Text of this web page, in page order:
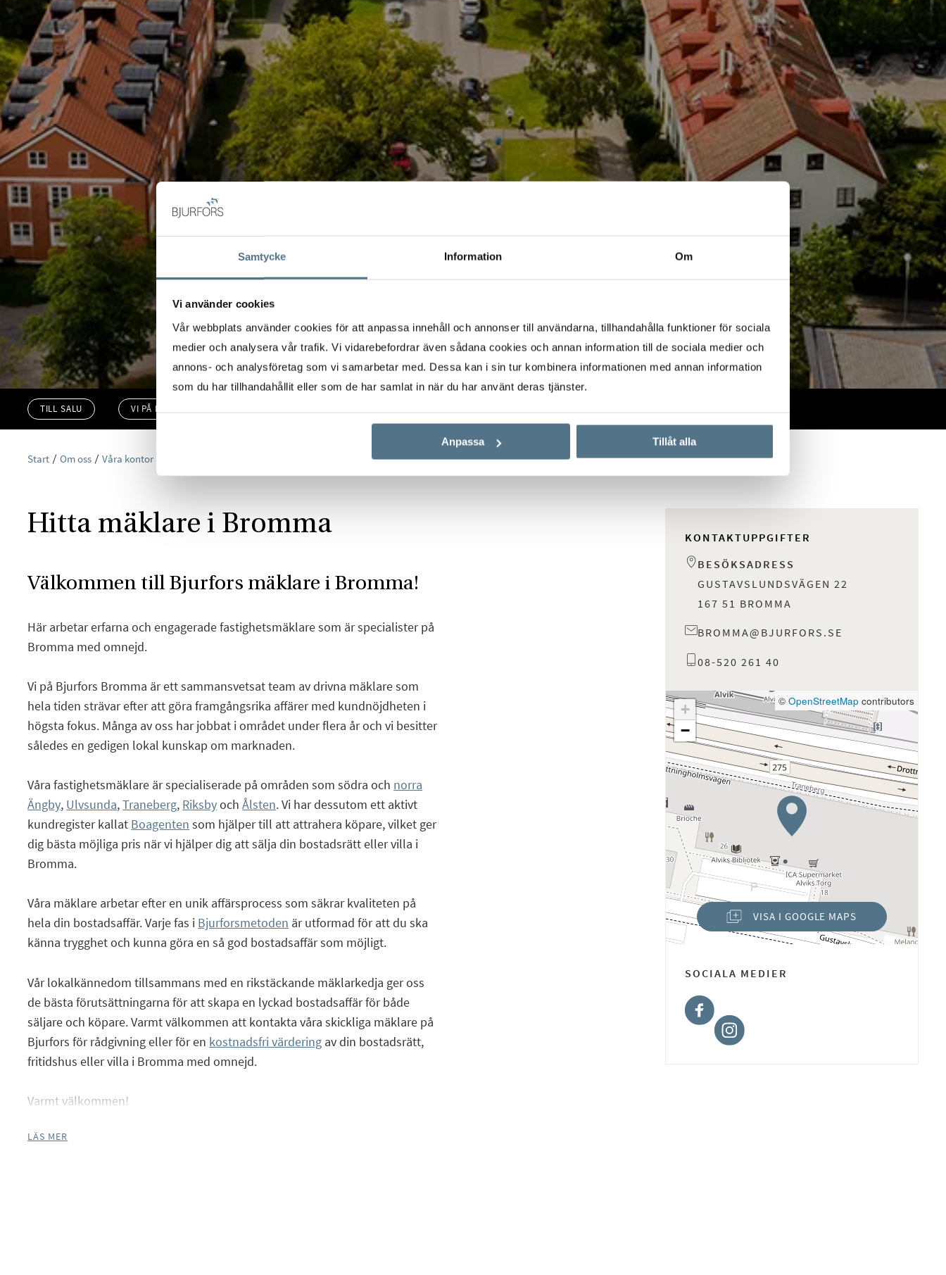
Samtycke Information Om
Vi använder cookies
Vår webbplats använder cookies för att anpassa innehåll och annonser till användarna, tillhandahålla funktioner för sociala
medier och analysera vår trafik. Vi vidarebefordrar även sådana cookies och annan information till de sociala medier och
annons- och analysföretag som vi samarbetar med. Dessa kan i sin tur kombinera informationen med annan information
som du har tillhandahållit eller som de har samlat in när du har använt deras tjänster.
Anpassa Tillåt alla
TILL SALU VI PÅ KONTORET
Start Om oss Våra kontor
Hitta mäklare i Bromma
Välkommen till Bjurfors mäklare i Bromma!
Här arbetar erfarna och engagerade fastighetsmäklare som är specialister på
Bromma med omnejd.
Vi på Bjurfors Bromma är ett sammansvetsat team av drivna mäklare som
hela tiden strävar efter att göra framgångsrika affärer med kundnöjdheten i
högsta fokus. Många av oss har jobbat i området under flera år och vi besitter
således en gedigen lokal kunskap om marknaden.
Våra fastighetsmäklare är specialiserade på områden som södra och norra
Ängby, Ulvsunda,Traneberg, RiksbyochÅlsten. Vi har dessutom ett aktivt
kundregister kallat Boagenten som hjälper till att attrahera köpare, vilket ger
dig bästa möjliga pris när vi hjälper dig att sälja din bostadsrätt eller villa i
Bromma.
Våra mäklare arbetar efter en unik affärsprocess som säkrar kvaliteten på
hela din bostadsaffär. Varje fas i Bjurforsmetoden är utformad för att du ska
känna trygghet och kunna göra en så god bostadsaffär som möjligt.
Vår lokalkännedom tillsammans med en rikstäckande mäklarkedja ger oss
de bästa förutsättningarna för att skapa en lyckad bostadsaffär för både
säljare och köpare. Varmt välkommen att kontakta våra skickliga mäklare på
Bjurfors för rådgivning eller för en kostnadsfri värdering av din bostadsrätt,
fritidshus eller villa i Bromma med omnejd.
Varmt välkommen!
LÄS MER
KONTAKTUPPGIFTER
BESÖKSADRESS
GUSTAVSLUNDSVÄGEN 22
167 51 BROMMA
BROMMA@BJURFORS.SE
08-520 261 40
+
−
© OpenStreetMap contributors
VISA I GOOGLE MAPS
(ÖPPNAS I NYTT FÖNSTER)
SOCIALA MEDIER
Facebook
Instagram